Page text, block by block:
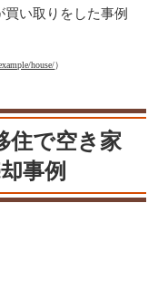
い取りをした事例
house/）
住で空き家
事例